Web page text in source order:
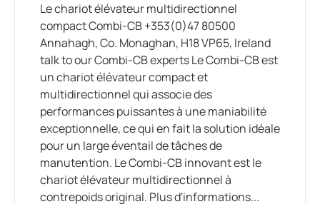
Le chariot élévateur multidirectionnel
compact Combi-CB +353(0)47 80500
Annahagh, Co. Monaghan, H18 VP65, Ireland
talk to our Combi-CB experts Le Combi-CB est
un chariot élévateur compact et
multidirectionnel qui associe des
performances puissantes à une maniabilité
exceptionnelle, ce qui en fait la solution idéale
pour un large éventail de tâches de
manutention. Le Combi-CB innovant est le
chariot élévateur multidirectionnel à
contrepoids original. Plus d'informations...